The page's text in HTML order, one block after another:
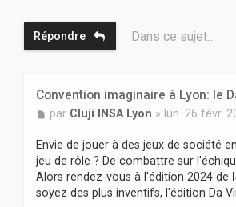
Répondre Dans ce sujet…
Convention imaginaire à Lyon: le
M
s
s
a
g
e
par Cluji INSA Lyon » lun. 26 févr.
Envie de jouer à des jeux de société
jeu de rôle ? De combattre sur
Alors rendez-vous à l'édition 2024 de
soyez des plus inventifs, l'édition Da